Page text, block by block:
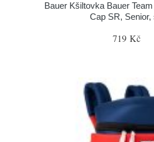
Bauer Kšiltovka Bauer
Cap SR, Senior,
719 Kč